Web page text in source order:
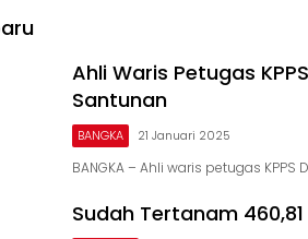
Ahli Waris Petugas
Santunan
BANGKA 21 Januari 2025
BANGKA – Ahli waris petugas KPPS
Sudah Tertanam